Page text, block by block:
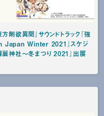
方剛欲異聞』サウンドトラック『強
in Japan Winter 2021』スケジ
麗神社～冬まつり 2021』出展